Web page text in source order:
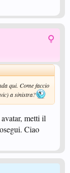
qui. Come faccio
a sinistra?
metti il
Ciao